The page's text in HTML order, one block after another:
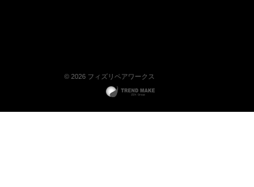
© 2026 フィズリペアワークス